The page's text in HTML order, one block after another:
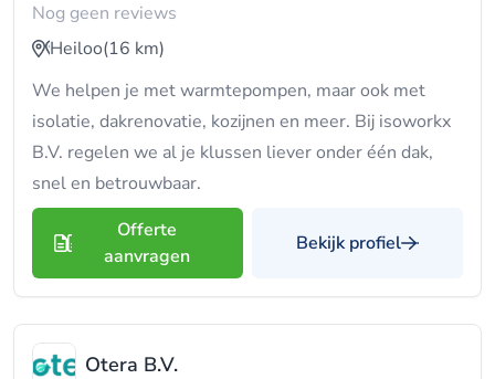
Nog geen reviews
Heiloo(16 km)
We helpen je met warmtepompen, maar ook met
isolatie, dakrenovatie, kozijnen en meer. Bij isoworkx
B.V. regelen we al je klussen liever onder één dak,
snel en betrouwbaar.
Offerte
aanvragen
Bekijk profiel
Otera B.V.